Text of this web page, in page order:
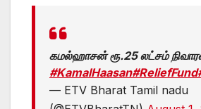
கமல்ஹாசன் ரூ.25 லட்சம்
#KamalHaasan#ReliefFund
— ETV Bharat Tamil nadu